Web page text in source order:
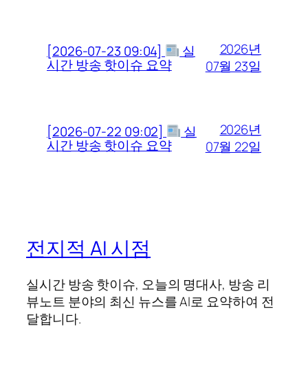
[2026-07-23 09:04] 실
시간 방송 핫이슈 요약
2026년
07월 23일
[2026-07-22 09:02] 실
시간 방송 핫이슈 요약
2026년
07월 22일
전지적 AI 시점
실시간 방송 핫이슈, 오늘의 명대사, 방송 리
뷰노트 분야의 최신 뉴스를 AI로 요약하여 전
달합니다.